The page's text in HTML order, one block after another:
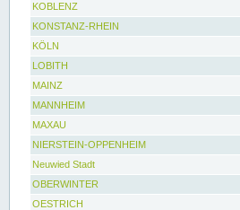
KOBLENZ
KONSTANZ-RHEIN
KÖLN
LOBITH
MAINZ
MANNHEIM
MAXAU
NIERSTEIN-OPPENHEIM
Neuwied Stadt
OBERWINTER
OESTRICH